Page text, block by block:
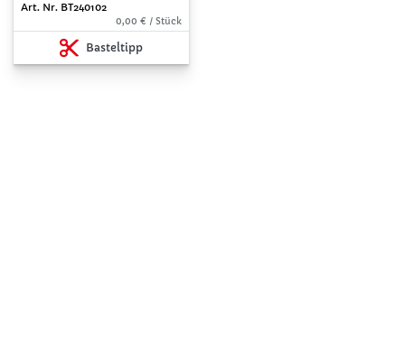
Art. Nr. BT240102
0,00 € / Stück
Basteltipp